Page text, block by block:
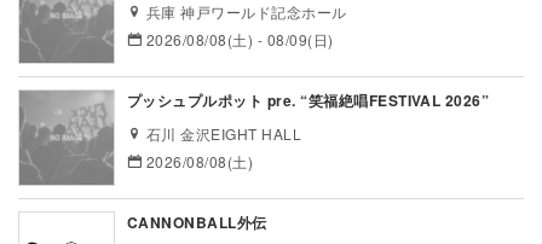
兵庫 神戸ワールド記念ホール
2026/08/08(土) - 08/09(日)
プッシュプルポット pre. “笑福絶唱FESTIVAL 2026”
石川 金沢EIGHT HALL
2026/08/08(土)
CANNONBALL外伝